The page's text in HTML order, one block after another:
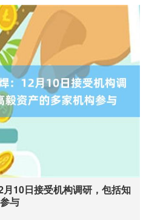
10日接受机构调研，包括知
与